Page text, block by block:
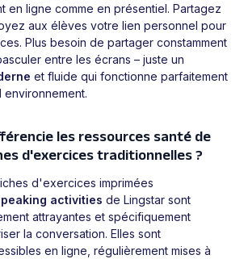
en ligne comme en présentiel. Partagez
aux élèves votre lien personnel pour
Plus besoin de partager constamment
entre les écrans – juste un
et fluide qui fonctionne parfaitement
les ressources santé de
d'exercices traditionnelles ?
d'exercices imprimées
activities de Lingstar sont
attrayantes et spécifiquement
la conversation. Elles sont
en ligne, régulièrement mises à